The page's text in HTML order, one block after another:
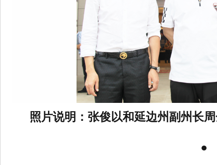
照片说明：张俊以和延边州副州长
●